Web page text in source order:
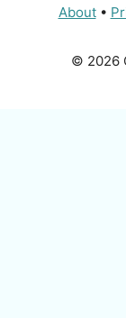
About•
© 2026